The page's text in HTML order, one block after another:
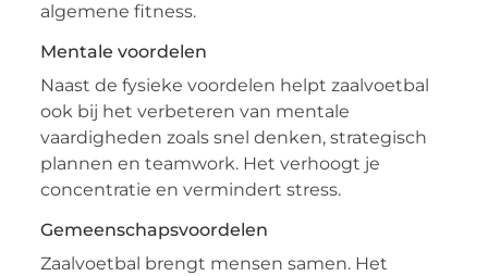
algemene fitness.
Mentale voordelen
Naast de fysieke voordelen helpt zaalvoetbal
ook bij het verbeteren van mentale
vaardigheden zoals snel denken, strategisch
plannen en teamwork. Het verhoogt je
concentratie en vermindert stress.
Gemeenschapsvoordelen
Zaalvoetbal brengt mensen samen. Het